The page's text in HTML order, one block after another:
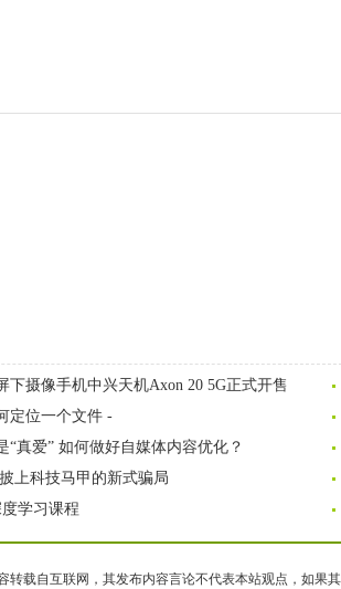
下摄像手机中兴天机Axon 20 5G正式开售
定位一个文件 -
“真爱” 如何做好自媒体内容优化？
上科技马甲的新式骗局
学习课程
转载自互联网，其发布内容言论不代表本站观点，如果